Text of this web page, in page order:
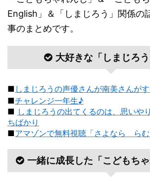
English」＆「しまじろう」関係の
事のまとめです。
大好きな「しまじろ
■ しまじろうの声優さんが南美さんが
■チャレンジ一年生♪
■ しまじろうの出てくるのは、思いや
ちばかり
■アマゾンで無料視聴「さよなら らむ
一緒に成長した「こどもち